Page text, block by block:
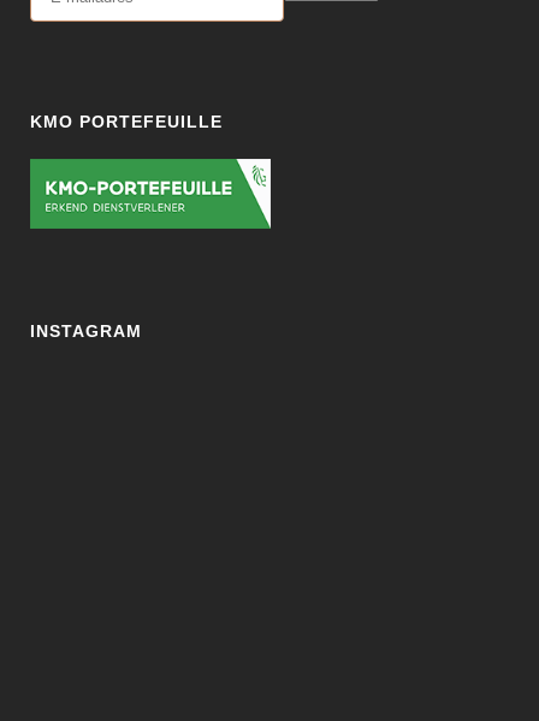
KMO PORTEFEUILLE
INSTAGRAM